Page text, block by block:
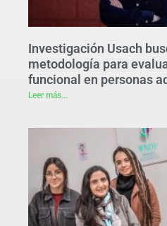
Investigación Usach
metodología para
funcional en personas
Leer más...